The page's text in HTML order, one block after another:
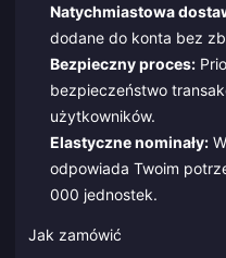
Natychmiastowa
dodane do konta bez
Bezpieczny proces:
bezpieczeństwo
użytkowników.
Elastyczne nominały:
odpowiada Twoim
000 jednostek.
Jak zamówić